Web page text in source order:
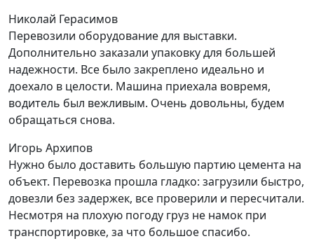
Николай Герасимов
Перевозили оборудование для выставки.
Дополнительно заказали упаковку для большей
надежности. Все было закреплено идеально и
доехало в целости. Машина приехала вовремя,
водитель был вежливым. Очень довольны, будем
обращаться снова.
Игорь Архипов
Нужно было доставить большую партию цемента на
объект. Перевозка прошла гладко: загрузили быстро,
довезли без задержек, все проверили и пересчитали.
Несмотря на плохую погоду груз не намок при
транспортировке, за что большое спасибо.